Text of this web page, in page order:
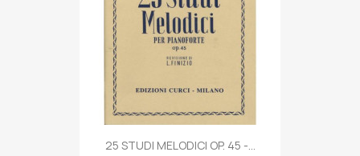
25 STUDI MELODICI OP. 45 -...